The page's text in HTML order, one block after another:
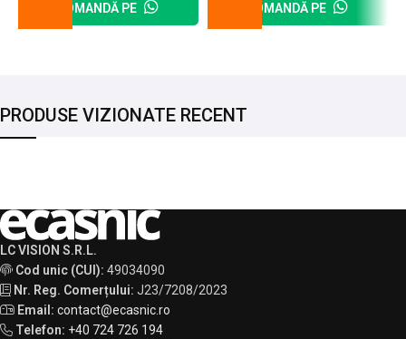
COMANDĂ PE COMANDĂ PE
PRODUSE VIZIONATE RECENT
LC VISION S.R.L.
Cod unic (CUI): 49034090
Nr. Reg. Comerțului: J23/7208/2023
Email: contact@ecasnic.ro
Telefon: +40 724 726 194